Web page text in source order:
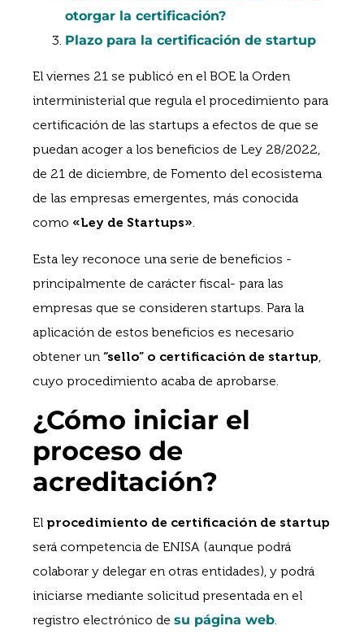
otorgar la certificación?
Plazo para la certificación de startup
El viernes 21 se publicó en el BOE la Orden
interministerial que regula el procedimiento para
certificación de las startups a efectos de que se
puedan acoger a los beneficios de Ley 28/2022,
de 21 de diciembre, de Fomento del ecosistema
de las empresas emergentes, más conocida
como «Ley de Startups».
Esta ley reconoce una serie de beneficios -
principalmente de carácter fiscal- para las
empresas que se consideren startups. Para la
aplicación de estos beneficios es necesario
obtener un “sello” o certificación de startup
cuyo procedimiento acaba de aprobarse.
¿Cómo iniciar el
proceso de
acreditación?
El procedimiento de certificación de startup
será competencia de ENISA (aunque podrá
colaborar y delegar en otras entidades), y podrá
iniciarse mediante solicitud presentada en el
registro electrónico de su página web.